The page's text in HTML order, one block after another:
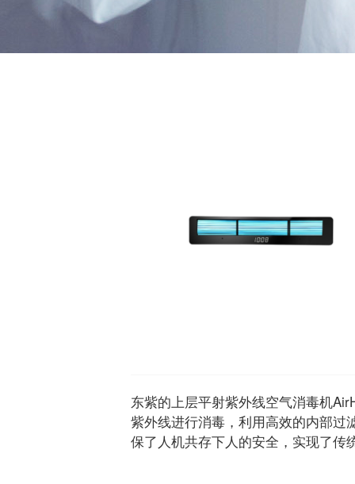
东紫的上层平射紫外线空气消毒机
紫外线进行消毒，利用高效的内部过
保了人机共存下人的安全，实现了传